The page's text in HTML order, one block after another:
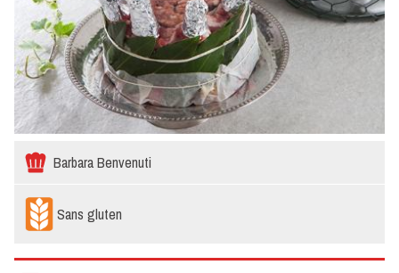
Barbara Benvenuti
Sans gluten